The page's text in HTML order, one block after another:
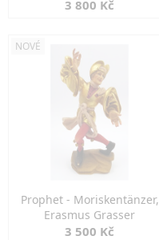
3 800 Kč
NOVÉ
Prophet - Moriskentänzer,
Erasmus Grasser
3 500 Kč